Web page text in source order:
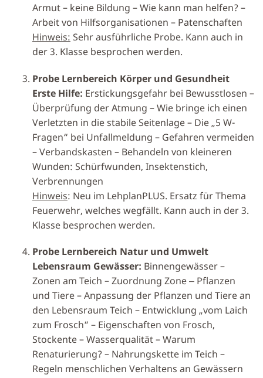
Armut – keine Bildung – Wie kann man helfen? –
Arbeit von Hilfsorganisationen – Patenschaften
Hinweis: Sehr ausführliche Probe. Kann auch in
der 3. Klasse besprochen werden.
Probe Lernbereich Körper und Gesundheit
Erste Hilfe: Erstickungsgefahr bei Bewusstlosen –
Überprüfung der Atmung – Wie bringe ich einen
Verletzten in die stabile Seitenlage – Die „5 W-
Fragen“ bei Unfallmeldung – Gefahren vermeiden
– Verbandskasten – Behandeln von kleineren
Wunden: Schürfwunden, Insektenstich,
Verbrennungen
Hinweis: Neu im LehplanPLUS. Ersatz für Thema
Feuerwehr, welches wegfällt. Kann auch in der 3.
Klasse besprochen werden.
Probe Lernbereich Natur und Umwelt
Lebensraum Gewässer: Binnengewässer –
Zonen am Teich – Zuordnung Zone ‒ Pflanzen
und Tiere – Anpassung der Pflanzen und Tiere an
den Lebensraum Teich – Entwicklung „vom Laich
zum Frosch“ – Eigenschaften von Frosch,
Stockente – Wasserqualität – Warum
Renaturierung? – Nahrungskette im Teich –
Regeln menschlichen Verhaltens an Gewässern